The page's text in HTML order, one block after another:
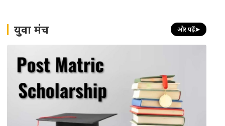
युवा मंच और पढ़ें➤